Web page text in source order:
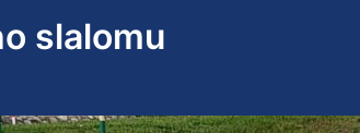
slalomu